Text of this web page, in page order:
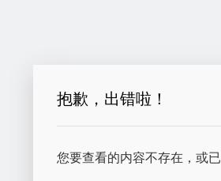
抱歉，出错啦！
您要查看的内容不存在，或